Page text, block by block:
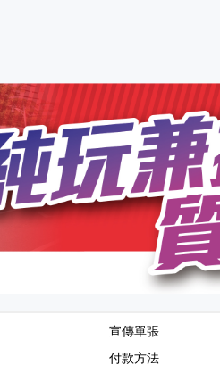
宣傳單張
付款方法